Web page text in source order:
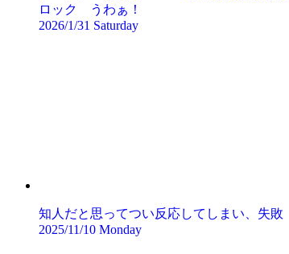
ロック うわぁ！
2026/1/31 Saturday
知人だと思ってつい反応してしまい、失敗
2025/11/10 Monday